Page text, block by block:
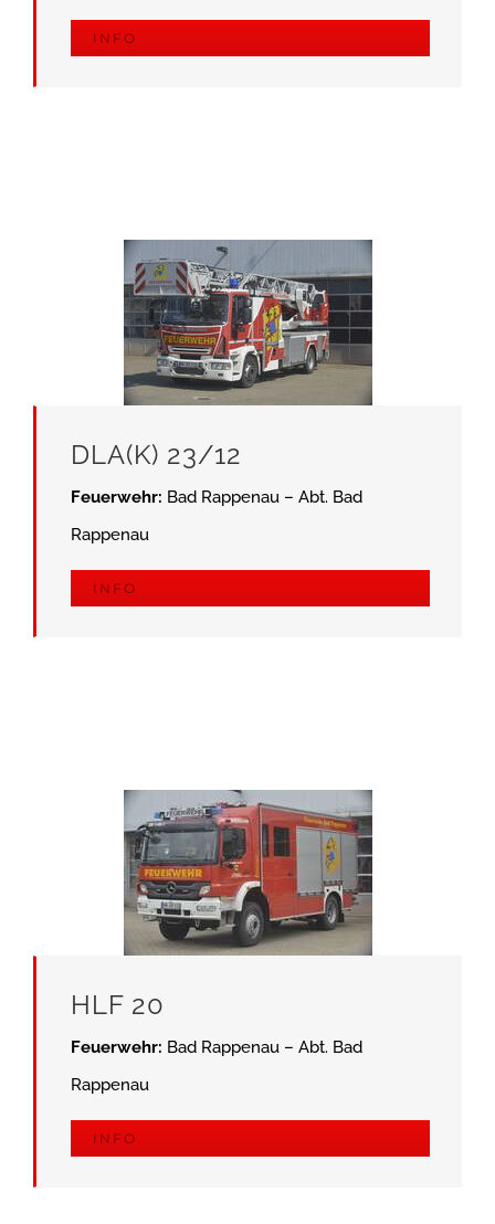
INFO
DLA(K) 23/12
Feuerwehr: Bad Rappenau – Abt. Bad
Rappenau
INFO
HLF 20
Feuerwehr: Bad Rappenau – Abt. Bad
Rappenau
INFO